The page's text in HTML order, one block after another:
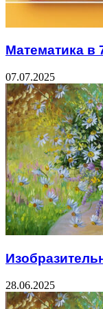
Математика в
07.07.2025
28.06.2025